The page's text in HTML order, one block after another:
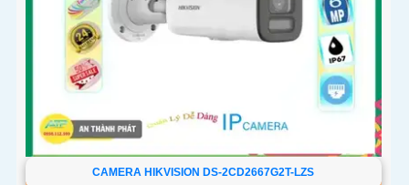
CAMERA HIKVISION DS-2CD2667G2T-LZS